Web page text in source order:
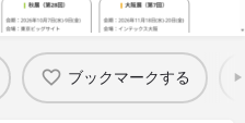
ブックマークする